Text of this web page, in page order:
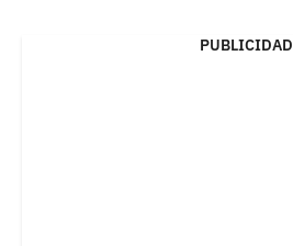
PUBLICIDAD